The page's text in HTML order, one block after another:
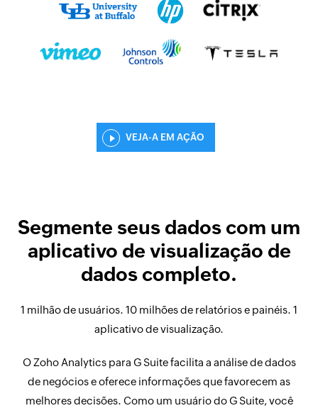
VEJA-A EM AÇÃO
Segmente seus dados com um
aplicativo de visualização de
dados completo.
1 milhão de usuários. 10 milhões de relatórios e painéis. 1
aplicativo de visualização.
O Zoho Analytics para G Suite facilita a análise de dados
de negócios e oferece informações que favorecem as
melhores decisões. Como um usuário do G Suite, você